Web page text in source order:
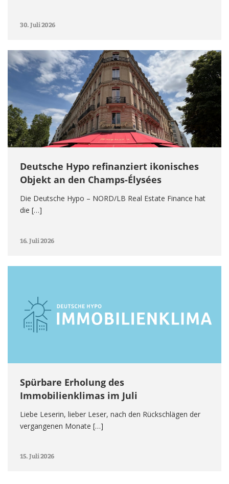
30. Juli 2026
Deutsche Hypo refinanziert ikonisches
Objekt an den Champs-Élysées
Die Deutsche Hypo – NORD/LB Real Estate Finance hat
die […]
16. Juli 2026
Spürbare Erholung des
Immobilienklimas im Juli
Liebe Leserin, lieber Leser, nach den Rückschlägen der
vergangenen Monate […]
15. Juli 2026